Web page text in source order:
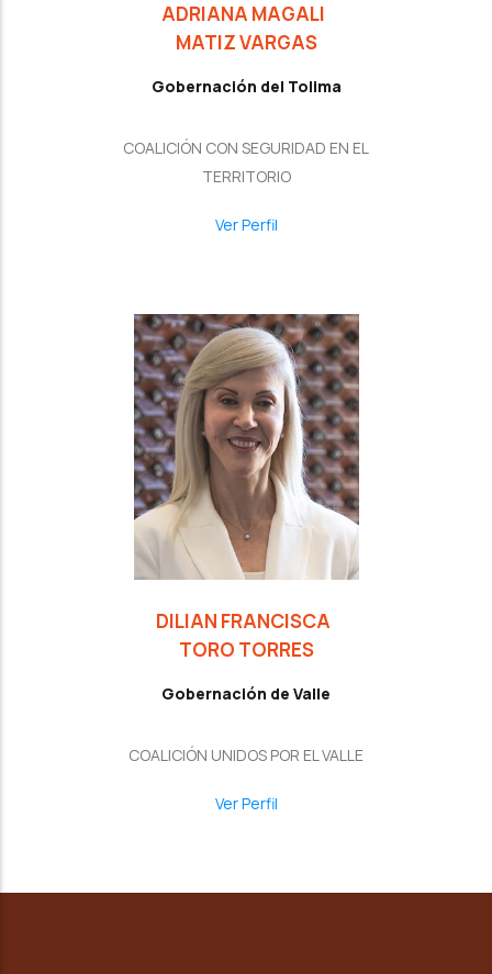
ADRIANA MAGALI
MATIZ VARGAS
Gobernación del Tolima
COALICIÓN CON SEGURIDAD EN EL
TERRITORIO
Ver Perfil
DILIAN FRANCISCA
TORO TORRES
Gobernación de Valle
COALICIÓN UNIDOS POR EL VALLE
Ver Perfil